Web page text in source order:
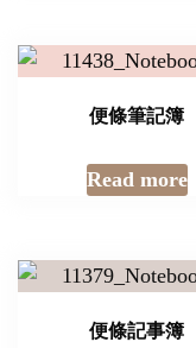
便條筆記簿
Read more
便條記事簿